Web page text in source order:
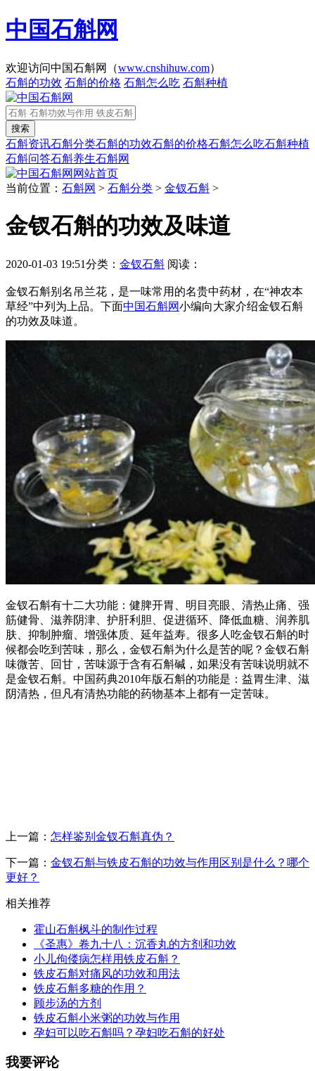
中国石斛网
欢迎访问中国石斛网（www.cnshihuw.com）
石斛的功效 石斛的价格 石斛怎么吃 石斛种植
石斛资讯石斛分类石斛的功效石斛的价格石斛怎么吃石斛种植
石斛问答石斛养生石斛网
网站首页
当前位置： 石斛网 > 石斛分类 > 金钗石斛 >
金钗石斛的功效及味道
2020-01-03 19:51分类： 金钗石斛 阅读：
金钗石斛别名吊兰花，是一味常用的名贵中药材，在“神农本
草经”中列为上品。下面中国石斛网小编向大家介绍金钗石斛
的功效及味道。
金钗石斛有十二大功能：健脾开胃、明目亮眼、清热止痛、强
筋健骨、滋养阴津、护肝利胆、促进循环、降低血糖、润养肌
肤、抑制肿瘤、增强体质、延年益寿。很多人吃金钗石斛的时
候都会吃到苦味，那么，金钗石斛为什么是苦的呢？金钗石斛
味微苦、回甘，苦味源于含有石斛碱，如果没有苦味说明就不
是金钗石斛。中国药典2010年版石斛的功能是：益胃生津、滋
阴清热，但凡有清热功能的药物基本上都有一定苦味。
上一篇： 怎样鉴别金钗石斛真伪？
下一篇： 金钗石斛与铁皮石斛的功效与作用区别是什么？哪个
更好？
相关推荐
霍山石斛枫斗的制作过程
《圣惠》卷九十八：沉香丸的方剂和功效
小儿佝偻病怎样用铁皮石斛？
铁皮石斛对痛风的功效和用法
铁皮石斛多糖的作用？
顾步汤的方剂
铁皮石斛小米粥的功效与作用
孕妇可以吃石斛吗？孕妇吃石斛的好处
我要评论